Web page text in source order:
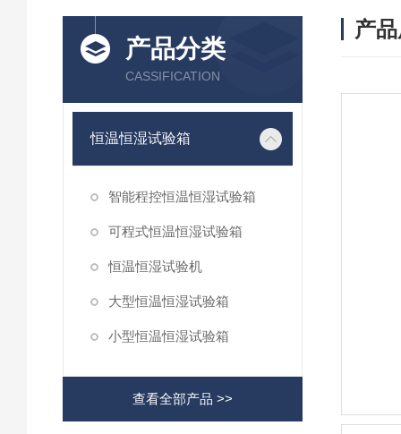
产品分类
CASSIFICATION
恒温恒湿试验箱
智能程控恒温恒湿试验箱
可程式恒温恒湿试验箱
恒温恒湿试验机
大型恒温恒湿试验箱
小型恒温恒湿试验箱
查看全部产品 >>
产